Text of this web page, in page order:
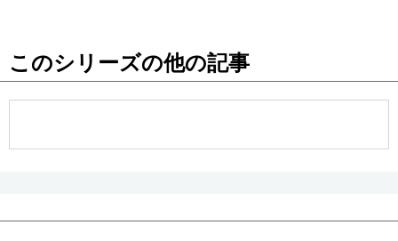
お知らせ
このシリーズの他の記事